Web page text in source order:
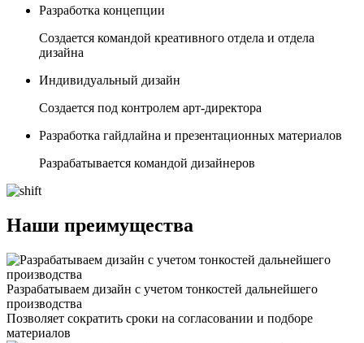
Разработка концепции
Создается командой креативного отдела и отдела
дизайна
Индивидуальный дизайн
Создается под контролем арт-директора
Разработка гайдлайна и презентационных материалов
Разрабатывается командой дизайнеров
Наши преимущества
Разрабатываем дизайн с учетом тонкостей дальнейшего
производства
Позволяет сократить сроки на согласовании и подборе
материалов